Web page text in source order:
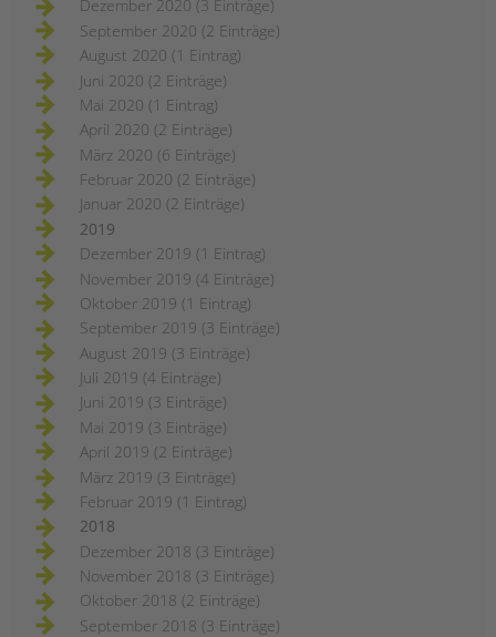
Dezember 2020 (3 Einträge)
September 2020 (2 Einträge)
August 2020 (1 Eintrag)
Juni 2020 (2 Einträge)
Mai 2020 (1 Eintrag)
April 2020 (2 Einträge)
März 2020 (6 Einträge)
Februar 2020 (2 Einträge)
Januar 2020 (2 Einträge)
2019
Dezember 2019 (1 Eintrag)
November 2019 (4 Einträge)
Oktober 2019 (1 Eintrag)
September 2019 (3 Einträge)
August 2019 (3 Einträge)
Juli 2019 (4 Einträge)
Juni 2019 (3 Einträge)
Mai 2019 (3 Einträge)
April 2019 (2 Einträge)
März 2019 (3 Einträge)
Februar 2019 (1 Eintrag)
2018
Dezember 2018 (3 Einträge)
November 2018 (3 Einträge)
Oktober 2018 (2 Einträge)
September 2018 (3 Einträge)